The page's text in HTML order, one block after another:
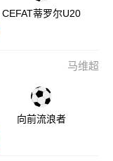
CEFAT蒂罗尔U20
马维超
向前流浪者